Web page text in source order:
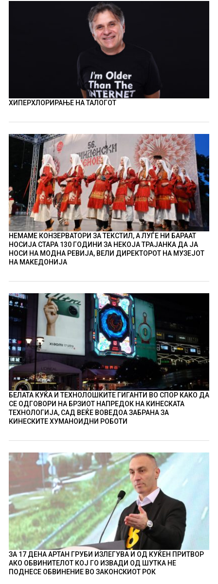
ХИПЕРХЛОРИРАЊЕ НА ТАЛОГОТ
НЕМАМЕ КОНЗЕРВАТОРИ ЗА ТЕКСТИЛ, А ЛУЃЕ НИ БАРААТ
НОСИЈА СТАРА 130 ГОДИНИ ЗА НЕКОЈА ТРАЈАНКА ДА ЈА
НОСИ НА МОДНА РЕВИЈА, ВЕЛИ ДИРЕКТОРОТ НА МУЗЕЈОТ
НА МАКЕДОНИЈА
БЕЛАТА КУЌА И ТЕХНОЛОШКИТЕ ГИГАНТИ ВО СПОР КАКО ДА
СЕ ОДГОВОРИ НА БРЗИОТ НАПРЕДОК НА КИНЕСКАТА
ТЕХНОЛОГИЈА, САД ВЕЌЕ ВОВЕДОА ЗАБРАНА ЗА
КИНЕСКИТЕ ХУМАНОИДНИ РОБОТИ
ЗА 17 ДЕНА АРТАН ГРУБИ ИЗЛЕГУВА И ОД КУЌЕН ПРИТВОР
АКО ОБВИНИТЕЛОТ КОЈ ГО ИЗВАДИ ОД ШУТКА НЕ
ПОДНЕСЕ ОБВИНЕНИЕ ВО ЗАКОНСКИОТ РОК